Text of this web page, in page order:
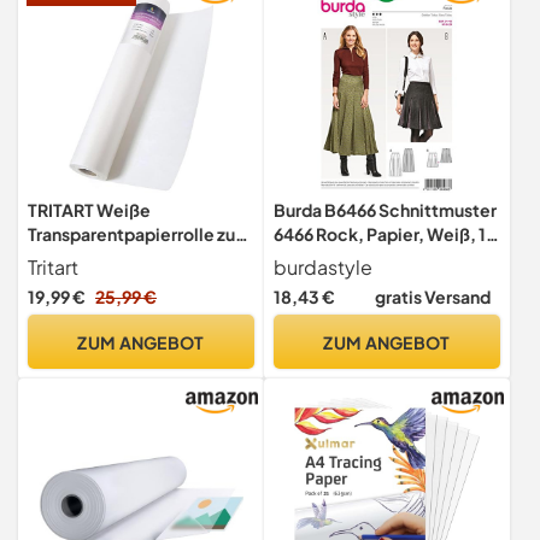
TRITART Weiße
Transparentpapierrolle zum
Nähen, Kunst & Basteln - 40
cm x 50 m - 50 g/m²
Papierrolle für Tinte,
Musterpapier zum
Tritart
19,99 € 25,99 €
ZUM ANGEBOT
Burda B6466 Schnittmuster
6466 Rock, Papier, Weiß, 19
x 14 x 0,5 cm
burdastyle
18,43 € gratis Versand
ZUM ANGEBOT